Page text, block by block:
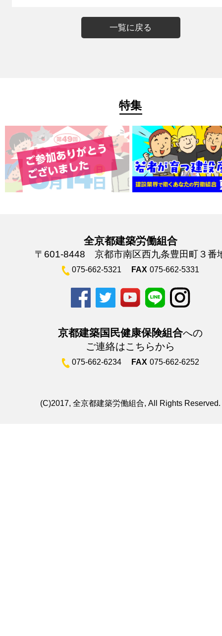
一覧に戻る
特集
全京都建築労働組合
〒601-8448 京都市南区西九条豊田町３番
075-662-5321 FAX 075-662-5331
京都建築国民健康保険組合への
ご連絡はこちらから
075-662-6234 FAX 075-662-6252
(C)2017, 全京都建築労働組合, All Rights Reserved.